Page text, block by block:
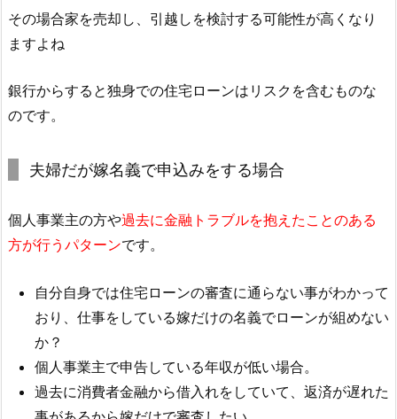
その場合家を売却し、引越しを検討する可能性が高くなり
ますよね
銀行からすると独身での住宅ローンはリスクを含むものな
のです。
夫婦だが嫁名義で申込みをする場合
個人事業主の方や過去に金融トラブルを抱えたことのある
方が行うパターンです。
自分自身では住宅ローンの審査に通らない事がわかって
おり、仕事をしている嫁だけの名義でローンが組めない
か？
個人事業主で申告している年収が低い場合。
過去に消費者金融から借入れをしていて、返済が遅れた